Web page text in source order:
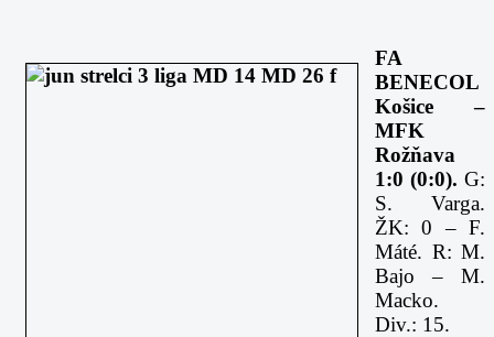
FA
BENECOL
Košice –
MFK
Rožňava
1:0 (0:0). G:
S. Varga.
ŽK: 0 – F.
Máté. R: M.
Bajo – M.
Macko.
Div.: 15.